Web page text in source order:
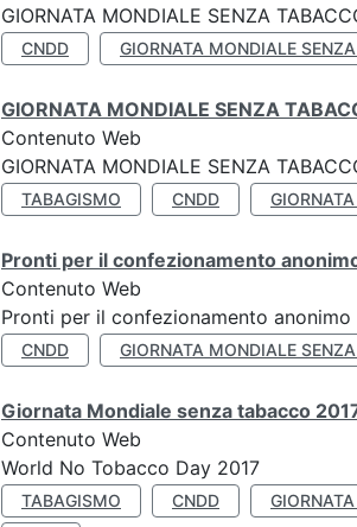
GIORNATA MONDIALE SENZA
CNDD GIORNATA MONDIALE
GIORNATA MONDIALE SENZA
Contenuto Web
GIORNATA MONDIALE SENZA
TABAGISMO CNDD
Pronti per il confezionamento
Contenuto Web
Pronti per il confezionamento anonimo
CNDD GIORNATA MONDIALE
Giornata Mondiale senza tabacco
Contenuto Web
World No Tobacco Day 2017
TABAGISMO CNDD